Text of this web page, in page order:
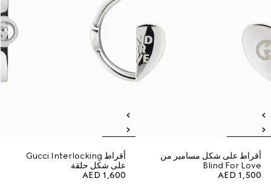
أقراط على شكل مسامير من
Blind For Love
AED 1,500
أقراط Gucci Interlocking
على شكل حلقة
AED 1,600